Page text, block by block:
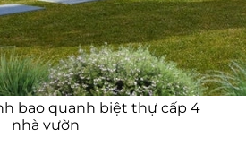
bao quanh biệt thự cấp 4
nhà vườn